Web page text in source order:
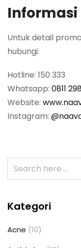
Informasi
Untuk detail
hubungi:
Hotline: 150 333
Whatsapp: 0811
Website:
Instagram:
Kategori
Acne (10)